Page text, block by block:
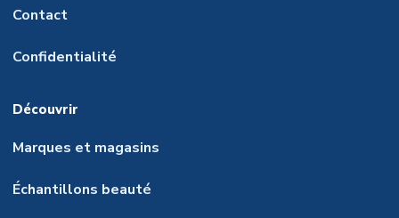
Contact
Confidentialité
Découvrir
Marques et magasins
Échantillons beauté